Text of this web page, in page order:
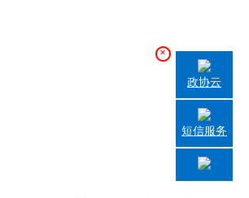
×
政协云
短信服务